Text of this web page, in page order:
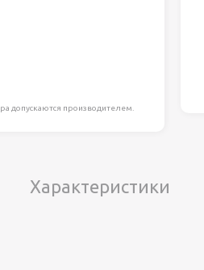
допускаются производителем.
Характеристики